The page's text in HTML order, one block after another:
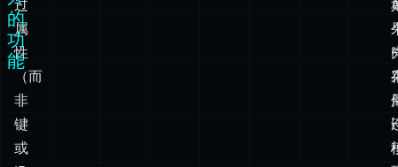
非
键
或
ID）
搜
索
数